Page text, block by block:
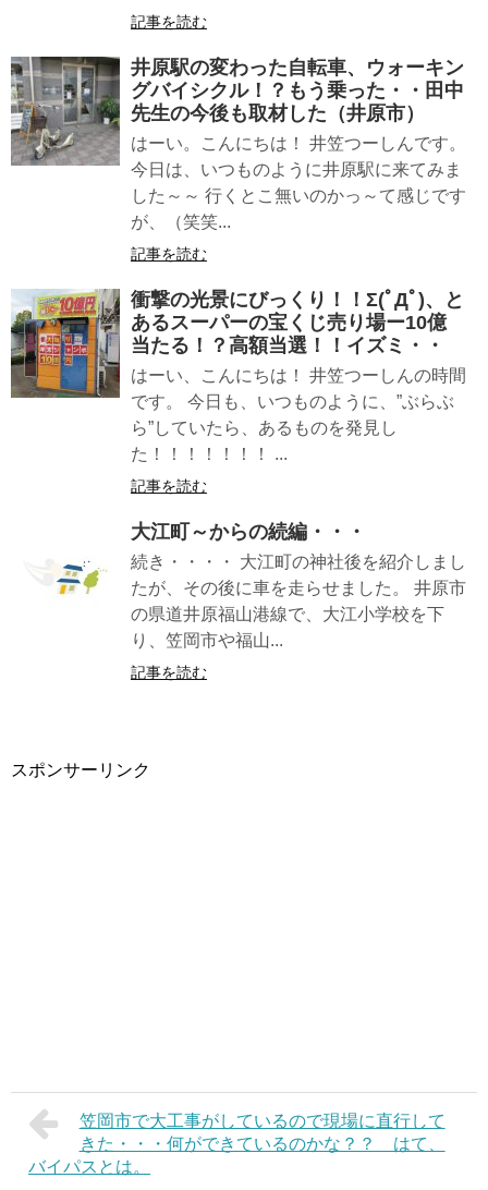
記事を読む
井原駅の変わった自転車、ウォーキン
グバイシクル！？もう乗った・・田中
先生の今後も取材した（井原市）
はーい。こんにちは！ 井笠つーしんです。
今日は、いつものように井原駅に来てみま
した～～ 行くとこ無いのかっ～て感じです
が、（笑笑...
記事を読む
衝撃の光景にびっくり！！Σ(ﾟДﾟ)、と
あるスーパーの宝くじ売り場ー10億
当たる！？高額当選！！イズミ・・
はーい、こんにちは！ 井笠つーしんの時間
です。 今日も、いつものように、”ぶらぶ
ら”していたら、あるものを発見し
た！！！！！！！ ...
記事を読む
大江町～からの続編・・・
続き・・・・ 大江町の神社後を紹介しまし
たが、その後に車を走らせました。 井原市
の県道井原福山港線で、大江小学校を下
り、笠岡市や福山...
記事を読む
スポンサーリンク
笠岡市で大工事がしているので現場に直行して
きた・・・何ができているのかな？？ はて、
バイパスとは。